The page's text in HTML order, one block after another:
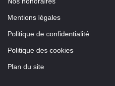
Mentions légales
Politique de confidentialité
Politique des cookies
Plan du site